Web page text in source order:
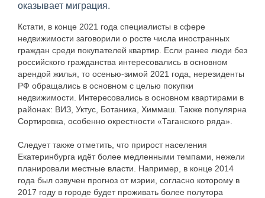
оказывает миграция.
Кстати, в конце 2021 года специалисты в сфере
недвижимости заговорили о росте числа иностранных
граждан среди покупателей квартир. Если ранее люди без
российского гражданства интересовались в основном
арендой жилья, то осенью-зимой 2021 года, нерезиденты
РФ обращались в основном с целью покупки
недвижимости. Интересовались в основном квартирами в
районах: ВИЗ, Уктус, Ботаника, Химмаш. Также популярна
Сортировка, особенно окрестности «Таганского ряда».
Следует также отметить, что прирост населения
Екатеринбурга идёт более медленными темпами, нежели
планировали местные власти. Например, в конце 2014
года был озвучен прогноз от мэрии, согласно которому в
2017 году в городе будет проживать более полутора